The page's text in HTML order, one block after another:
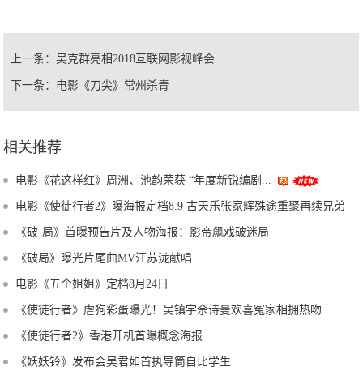
上一条：吴克群亮相2018互联网影视峰会
下一条： 电影《刀尖》常州杀青
相关推荐
电影《花这样红》周洲、池韵荣获 “年度新锐编剧...
电影《使徒行者2》曝海报定档8.9 古天乐张家辉殊途重聚再续兄弟
情 《破·局》首曝预告片及人物海报：影帝飙戏破迷局
《破局》曝光片尾曲MV汪苏泷献唱
电影《五个姐姐》定档8月24日
《使徒行者》虐狗彩蛋曝光！吴镇宇佘诗曼欢喜冤家相拥热吻
《使徒行者2》香港开机首曝概念海报
《妖妖铃》发布会吴君如首执导筒自比学生